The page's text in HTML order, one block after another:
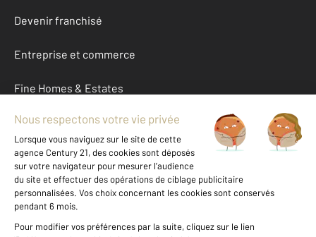
Devenir franchisé
Entreprise et commerce
Fine Homes & Estates
À propos
International
Nous contacter